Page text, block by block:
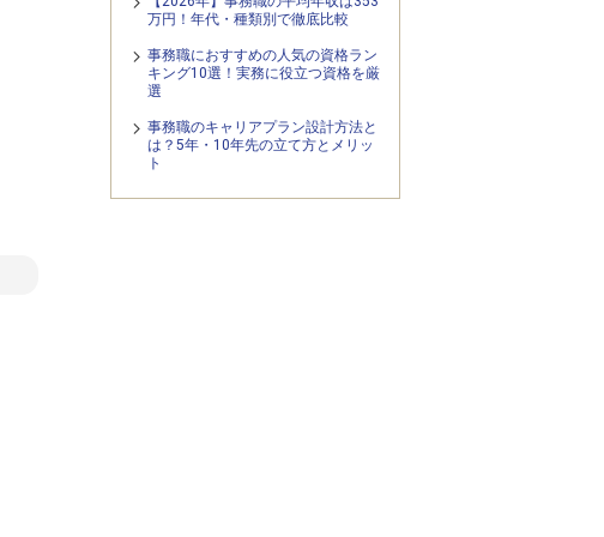
万円！年代・種類別で徹底比較
事務職におすすめの人気の資格ラン
キング10選！実務に役立つ資格を厳
選
事務職のキャリアプラン設計方法と
は？5年・10年先の立て方とメリッ
ト